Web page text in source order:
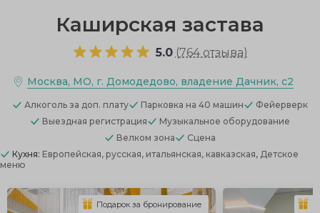
Каширская застава
5.0 (764 отзыва)
Москва, МО, г. Домодедово, владение Дачник, с2
Алкоголь за доп. плату Парковка на 40 машин
Фейерверк
Выездная регистрация
Музыкальное оборудование
Велком зона
Сцена
Кухня: Европейская, русская, итальянская, кавказская, Детское
меню
Подарок за бронирование